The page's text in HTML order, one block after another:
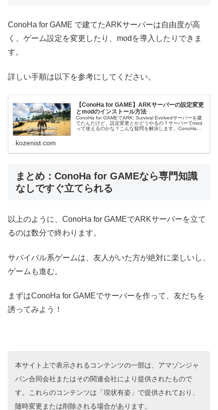
ConoHa for GAME で建てたARKサーバーは自由度が高
く、ゲーム設定を変更したり、modを導入したりできま
す。
詳しい手順は以下を参考にしてください。
【ConoHa for GAME】ARKサーバーの設定変更
とmodのインストール方法
ConoHa for GAMEでARK: Survival Evolvedサーバーを建
てたんだけど、設定変更とかどうやるの？サーバーでmod
って使えるのかな？こんな疑問を解決します。ConoHa
kozenist.com
まとめ：ConoHa for GAMEなら専門知識
なしですぐ立てられる
以上のように、ConoHa for GAMEでARKサーバーを立て
るのは数分で終わります。
サバイバル系ゲームは、友人がいた方が絶対に楽しいし、
ゲームも進む。
まずはConoHa for GAMEでサーバーを作って、友だちを
誘ってみよう！
本サイト上で表示されるコンテンツの一部は、アマゾンジャ
パン合同会社またはその関連会社により提供されたもので
す。これらのコンテンツは「現状有姿」で提供されており、
随時変更または削除される場合があります。